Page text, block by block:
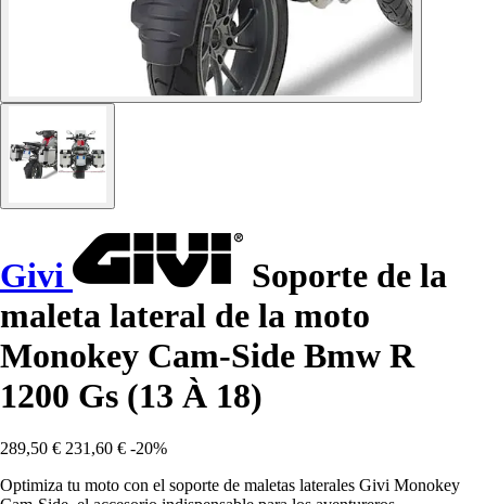
Givi
Soporte de la
maleta lateral de la moto
Monokey Cam-Side Bmw R
1200 Gs (13 À 18)
289,50 € 231,60 € -20%
Optimiza tu moto con el soporte de maletas laterales Givi Monokey